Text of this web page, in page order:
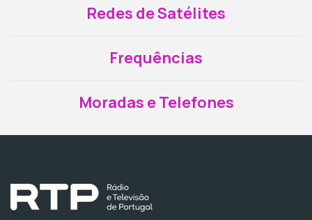
Redes de Satélites
Frequências
Moradas e Telefones